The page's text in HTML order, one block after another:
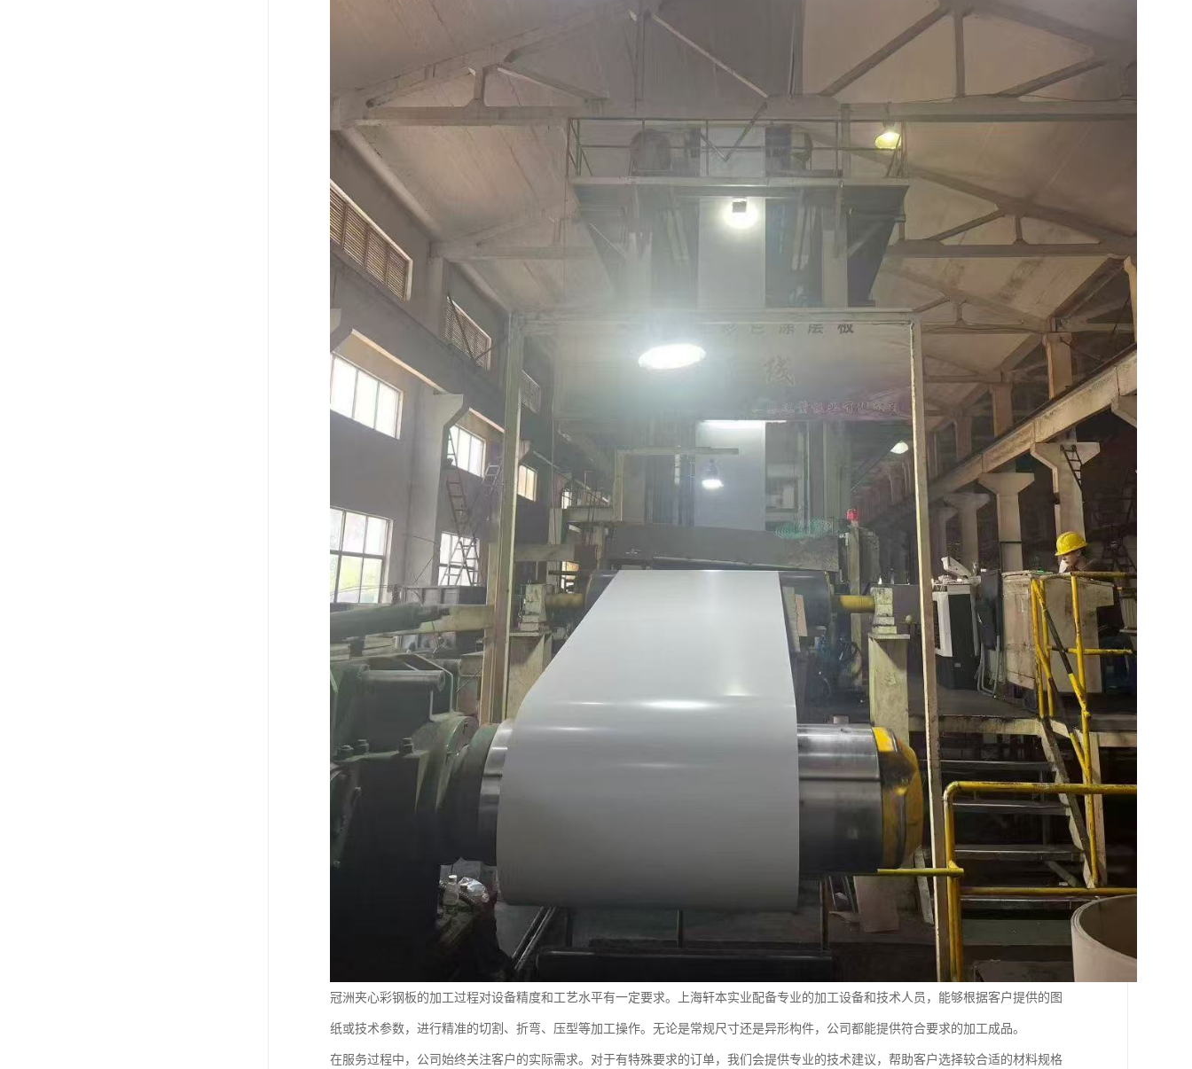
冠洲夹心彩钢板的加工过程对设备精度和工艺水平有一定要求。上海轩本实业配备专业的加工设备和技术人员，能够根据客户提供的图
纸或技术参数，进行精准的切割、折弯、压型等加工操作。无论是常规尺寸还是异形构件，公司都能提供符合要求的加工成品。
在服务过程中，公司始终关注客户的实际需求。对于有特殊要求的订单，我们会提供专业的技术建议，帮助客户选择较合适的材料规格